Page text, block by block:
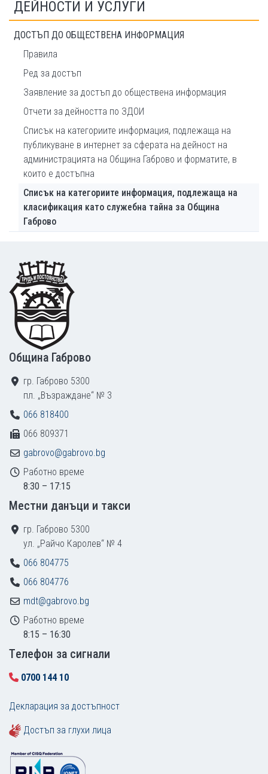
ДЕЙНОСТИ И УСЛУГИ
ДОСТЪП ДО ОБЩЕСТВЕНА ИНФОРМАЦИЯ
Правила
Ред за достъп
Заявление за достъп до обществена информация
Отчети за дейността по ЗДОИ
Списък на категориите информация, подлежаща на
публикуване в интернет за сферата на дейност на
администрацията на Община Габрово и форматите, в
които е достъпна
Списък на категориите информация, подлежаща на
класификация като служебна тайна за Община
Габрово
Footer
Община Габрово
гр. Габрово 5300
пл. „Възраждане“ № 3
066 818400
066 809371
gabrovo@gabrovo.bg
Работно време
8:30 – 17:15
Местни данъци и такси
гр. Габрово 5300
ул. „Райчо Каролев“ № 4
066 804775
066 804776
mdt@gabrovo.bg
Работно време
8:15 – 16:30
Tелефон за сигнали
0700 144 10
Декларация за достъпност
Достъп за глухи лица